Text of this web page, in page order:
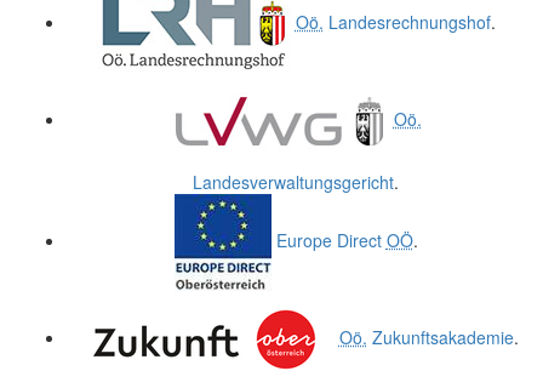
Oö. Landesrechnungshof.
Oö.
Landesverwaltungsgericht.
Europe Direct OÖ.
Oö. Zukunftsakademie.